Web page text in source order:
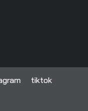
tiktok